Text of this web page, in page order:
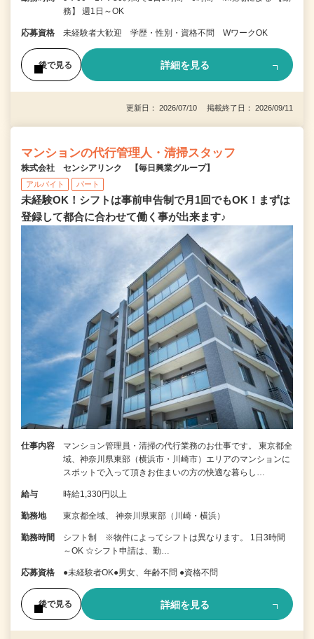
務】 週1日～OK
応募資格 未経験者大歓迎 学歴・性別・資格不問 WワークOK
後で見る 詳細を見る
更新日： 2026/07/10 掲載終了日： 2026/09/11
マンションの代行管理人・清掃スタッフ
株式会社 センシアリンク 【毎日興業グループ】
アルバイト パート
未経験OK！シフトは事前申告制で月1回でもOK！まずは
登録して都合に合わせて働く事が出来ます♪
仕事内容
マンション管理員・清掃の代行業務のお仕事です。 東京都全
域、神奈川県東部（横浜市・川崎市）エリアのマンションに
スポットで入って頂きお住まいの方の快適な暮らし…
給与 時給1,330円以上
勤務地 東京都全域、 神奈川県東部（川崎・横浜）
勤務時間
シフト制 ※物件によってシフトは異なります。 1日3時間
～OK ☆シフト申請は、勤…
応募資格 ●未経験者OK●男女、年齢不問 ●資格不問
後で見る 詳細を見る